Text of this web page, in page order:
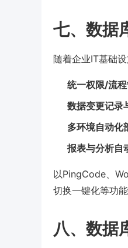
七、数据
随着企业IT基础
统一权限/流
数据变更记录
多环境自动化
报表与分析自
以PingCode、
切换一键化等功
八、数据